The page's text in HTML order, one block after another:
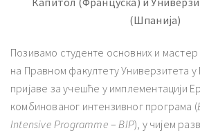
(Шпанија)
Позивамо студенте основних и мастер
на Правном факултету Универзитета у
пријаве за учешће у имплементацији
комбинованог интензивног програма (
Intensive Programme – BIP), у чијем